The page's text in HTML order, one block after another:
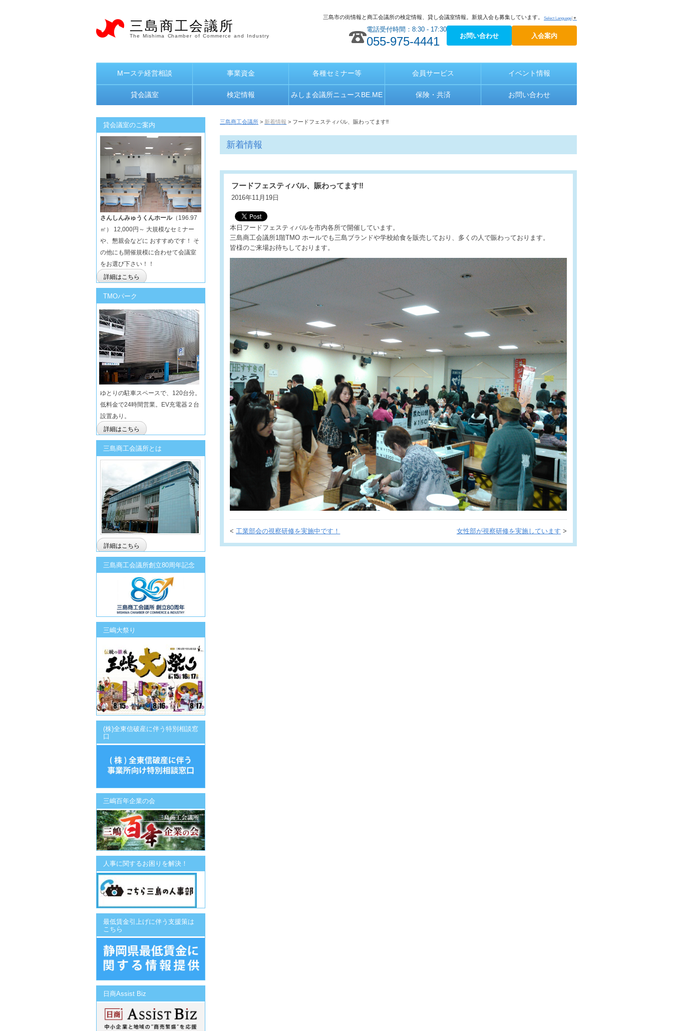
三島商工会議所
The Mishima Chamber of Commerce and Industry
Select Language ▼
三島市の街情報と商工会議所の検定情報、貸し会議室情報。新規入会も募集しています。
電話受付時間：8:30 - 17:30
055-975-4441 お問い合わせ 入会案内
Mーステ経営相談 事業資金 各種セミナー等 会員サービス イベント情報
貸会議室 検定情報 みしま会議所ニュースBE.ME 保険・共済 お問い合わせ
三島商工会議所 > 新着情報 > フードフェスティバル、賑わってます‼
新着情報
フードフェスティバル、賑わってます‼
2016年11月19日
本日フードフェスティバルを市内各所で開催しています。
三島商工会議所1階TMO ホールでも三島ブランドや学校給食を販売しており、多くの人で賑わっております。
皆様のご来場お待ちしております。
<工業部会の視察研修を実施中です！ 女性部が視察研修を実施しています >
貸会議室のご案内
さんしんみゅうくんホール（196.97
㎡） 12,000円～ 大規模なセミナー
や、懇親会などに おすすめです！ そ
の他にも開催規模に合わせて会議室
をお選び下さい！！
詳細はこちら
TMOパーク
ゆとりの駐車スペースで、120台分。
低料金で24時間営業。EV充電器２台
設置あり。
詳細はこちら
三島商工会議所とは
詳細はこちら
三島商工会議所創立80周年記念
三嶋大祭り
(株)全東信破産に伴う特別相談窓
口
三嶋百年企業の会
人事に関するお困りを解決！
最低賃金引上げに伴う支援策は
こちら
日商Assist Biz